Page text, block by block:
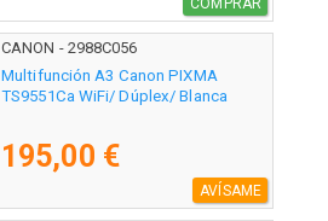
COMPRAR
CANON - 2988C056
Multifunción A3 Canon PIXMA
TS9551Ca WiFi/ Dúplex/ Blanca
195,00 €
AVÍSAME